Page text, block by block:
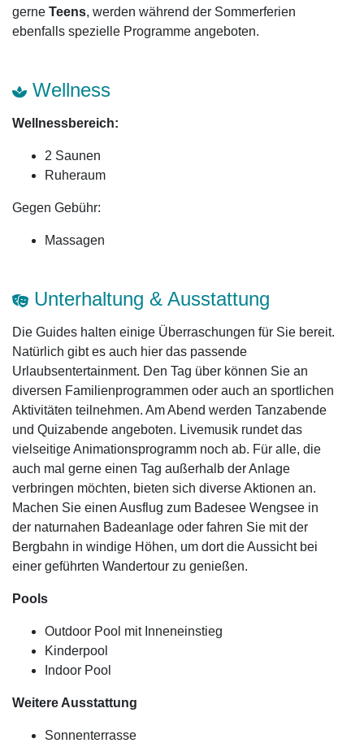
gerne Teens, werden während der Sommerferien
ebenfalls spezielle Programme angeboten.
Wellness
Wellnessbereich:
2 Saunen
Ruheraum
Gegen Gebühr:
Massagen
Unterhaltung & Ausstattung
Die Guides halten einige Überraschungen für Sie bereit.
Natürlich gibt es auch hier das passende
Urlaubsentertainment. Den Tag über können Sie an
diversen Familienprogrammen oder auch an sportlichen
Aktivitäten teilnehmen. Am Abend werden Tanzabende
und Quizabende angeboten. Livemusik rundet das
vielseitige Animationsprogramm noch ab. Für alle, die
auch mal gerne einen Tag außerhalb der Anlage
verbringen möchten, bieten sich diverse Aktionen an.
Machen Sie einen Ausflug zum Badesee Wengsee in
der naturnahen Badeanlage oder fahren Sie mit der
Bergbahn in windige Höhen, um dort die Aussicht bei
einer geführten Wandertour zu genießen.
Pools
Outdoor Pool mit Inneneinstieg
Kinderpool
Indoor Pool
Weitere Ausstattung
Sonnenterrasse